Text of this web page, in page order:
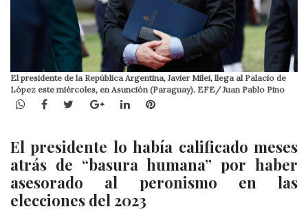
El presidente de la República Argentina, Javier Milei, llega al Palacio de
López este miércoles, en Asunción (Paraguay). EFE/ Juan Pablo Pino
WhatsApp
Facebook
TwitterGoogle+LinkedInPinterest
El presidente lo había calificado meses
atrás de “basura humana” por haber
asesorado al peronismo en las
elecciones del 2023